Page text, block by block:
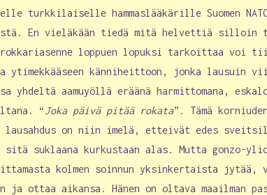
turkkilaiselle hammaslääkärille Suomen
En vieläkään tiedä mitä helvettiä silloin
rokkariasenne loppuen lopuksi tarkoittaa voi
ytimekkääseen känniheittoon, jonka lausuin
yhdeltä aamuyöllä eräänä harmittomana,
“Joka päivä pitää rokata”. Tämä
lausahdus on niin imelä, etteivät edes
sitä suklaana kurkustaan alas. Mutta gonzo-
kolmen soinnun yksinkertaista jytää,
ja ottaa aikansa. Hänen on oltava maailman